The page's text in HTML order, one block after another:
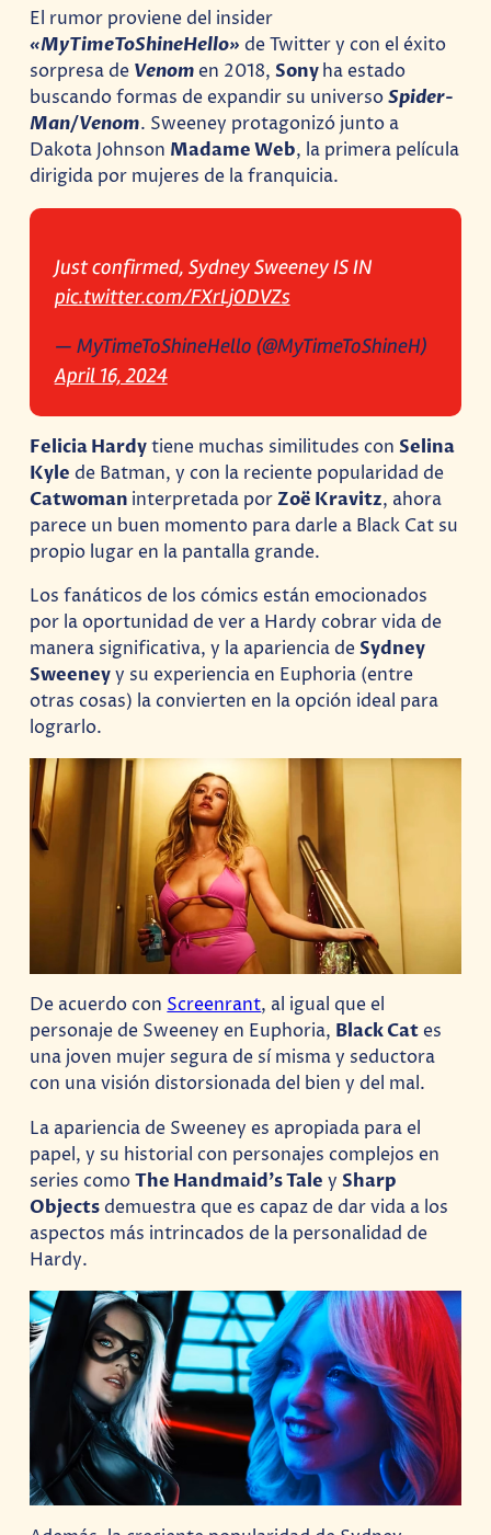
El rumor proviene del insider
«MyTimeToShineHello» de Twitter y con el éxito
sorpresa de Venomen 2018,Sonyha estado
buscando formas de expandir su universoSpider-
Man/Venom. Sweeney protagonizó junto a
Dakota Johnson Madame Web, la primera película
dirigida por mujeres de la franquicia.
Just confirmed, Sydney Sweeney IS IN
pic.twitter.com/FXrLjODVZs
— MyTimeToShineHello (@MyTimeToShineH)
April 16, 2024
Felicia Hardytiene muchas similitudes conSelina
Kyle de Batman, y con la reciente popularidad de
Catwoman interpretada porZoë Kravitz, ahora
parece un buen momento para darle a Black Cat su
propio lugar en la pantalla grande.
Los fanáticos de los cómics están emocionados
por la oportunidad de ver a Hardy cobrar vida de
manera significativa, y la apariencia deSydney
Sweeneyy su experiencia en Euphoria (entre
otras cosas) la convierten en la opción ideal para
lograrlo.
De acuerdo con Screenrant, al igual que el
personaje de Sweeney en Euphoria, Black Cates
una joven mujer segura de sí misma y seductora
con una visión distorsionada del bien y del mal.
La apariencia de Sweeney es apropiada para el
papel, y su historial con personajes complejos en
series comoThe Handmaid’s Tale ySharp
Objectsdemuestra que es capaz de dar vida a los
aspectos más intrincados de la personalidad de
Hardy.